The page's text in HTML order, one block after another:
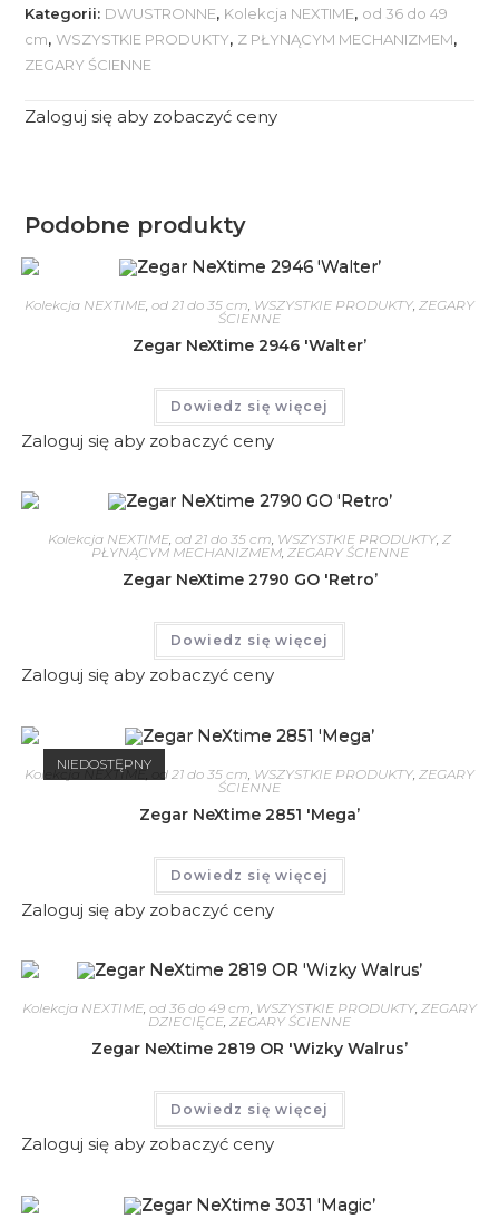
Kategorii: DWUSTRONNE, Kolekcja NEXTIME, od 36 do 49
cm,WSZYSTKIE PRODUKTY, Z PŁYNĄCYM MECHANIZMEM,
ZEGARY ŚCIENNE
Zaloguj się aby zobaczyć ceny
Podobne produkty
Kolekcja NEXTIME od 21 do 35 cm WSZYSTKIE PRODUKTY ZEGARY
ŚCIENNE
Zegar NeXtime 2946 'Walter’
Dowiedz się więcej
Zaloguj się aby zobaczyć ceny
Kolekcja NEXTIME, od 21 do 35 cm, WSZYSTKIE PRODUKTY, Z
PŁYNĄCYM MECHANIZMEM, ZEGARY ŚCIENNE
Zegar NeXtime 2790 GO 'Retro’
Dowiedz się więcej
Zaloguj się aby zobaczyć ceny
NIEDOSTĘPNY
Kolekcja NEXTIME , od 21 do 35 cm WSZYSTKIE PRODUKTY ZEGARY
ŚCIENNE
Zegar NeXtime 2851 'Mega’
Dowiedz się więcej
Zaloguj się aby zobaczyć ceny
Kolekcja NEXTIME, od 36 do 49 cm, WSZYSTKIE PRODUKTY, ZEGARY
DZIECIĘCE, ZEGARY ŚCIENNE
Zegar NeXtime 2819 OR 'Wizky Walrus’
Dowiedz się więcej
Zaloguj się aby zobaczyć ceny